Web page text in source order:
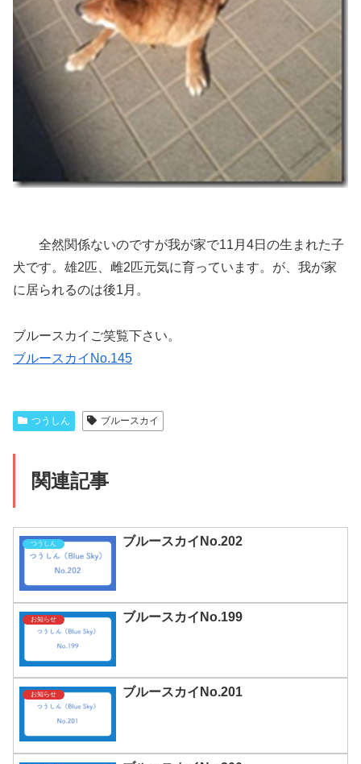
全然関係ないのですが我が家で11月4日の生まれた子
犬です。雄2匹、雌2匹元気に育っています。が、我が家
に居られるのは後1月。
ブルースカイご笑覧下さい。
ブルースカイNo.145
つうしん ブルースカイ
関連記事
つうしん ブルースカイNo.202
お知らせ ブルースカイNo.199
お知らせ ブルースカイNo.201